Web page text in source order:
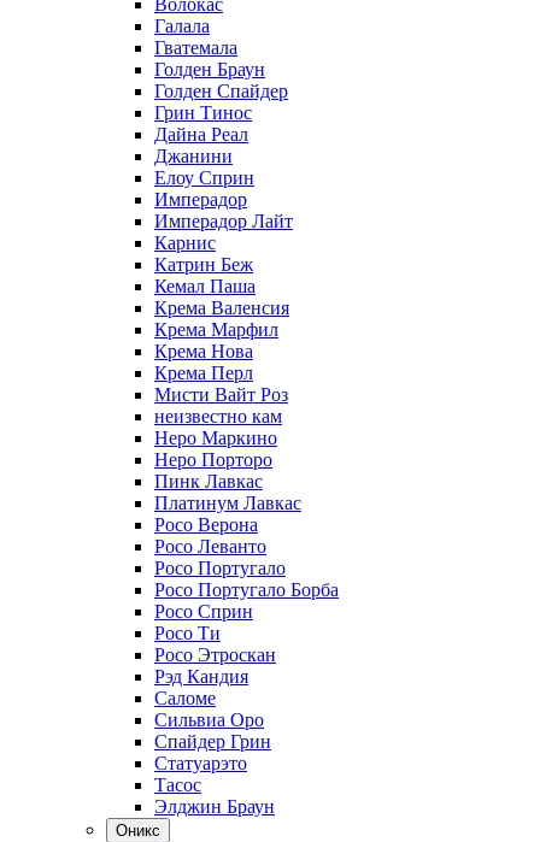
Волокас
Галала
Гватемала
Голден Браун
Голден Спайдер
Грин Тинос
Дайна Реал
Джанини
Елоу Сприн
Имперадор
Имперадор Лайт
Карнис
Катрин Беж
Кемал Паша
Крема Валенсия
Крема Марфил
Крема Нова
Крема Перл
Мисти Вайт Роз
неизвестно кам
Неро Маркино
Неро Порторо
Пинк Лавкаc
Платинум Лавкас
Росо Верона
Росо Леванто
Росо Португало
Росо Португало Борба
Росо Сприн
Росо Ти
Росо Этроскан
Рэд Кандия
Саломе
Сильвиа Оро
Спайдер Грин
Статуарэто
Тасос
Элджин Браун
Оникс